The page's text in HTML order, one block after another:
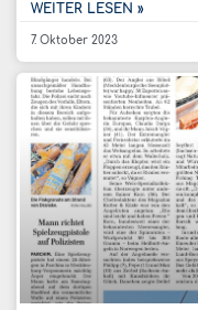
WEITER LESEN »
7. Oktober 2023